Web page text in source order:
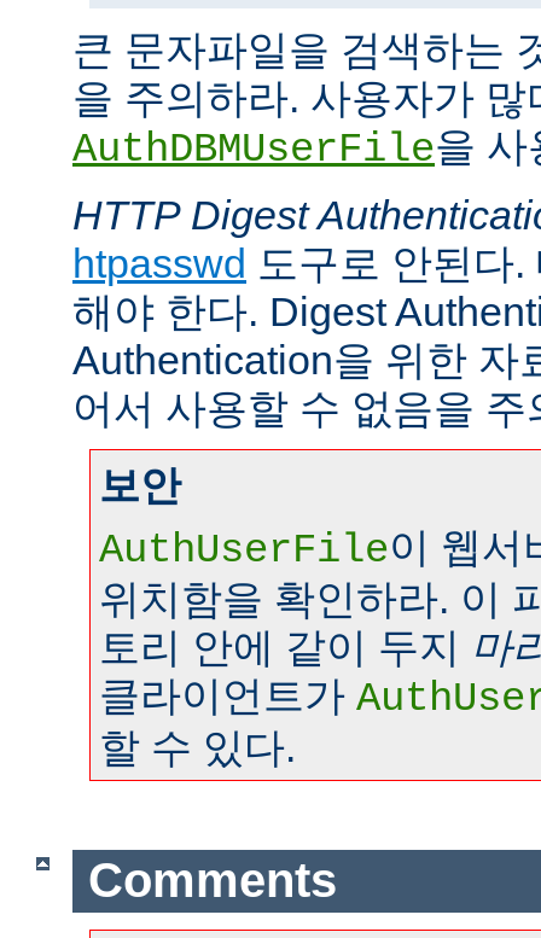
큰 문자파일을 검색하는
을 주의하라. 사용자가 많
AuthDBMUserFile을 사
HTTP Digest
htpasswd 도구로 안된다
해야 한다. Digest
Authentication을 위한 자
어서 사용할 수 없음을 주
보안
AuthUserFile이 웹서
위치함을 확인하라. 이
토리 안에 같이 두지 마
클라이언트가
할 수 있다.
Comments